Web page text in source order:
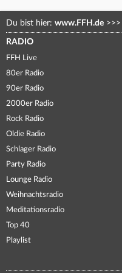
Du bist hier: www.FFH.de >>>
RADIO
FFH Live
80er Radio
90er Radio
2000er Radio
Rock Radio
Oldie Radio
Schlager Radio
Party Radio
Lounge Radio
Weihnachtsradio
Meditationsradio
Top 40
Playlist